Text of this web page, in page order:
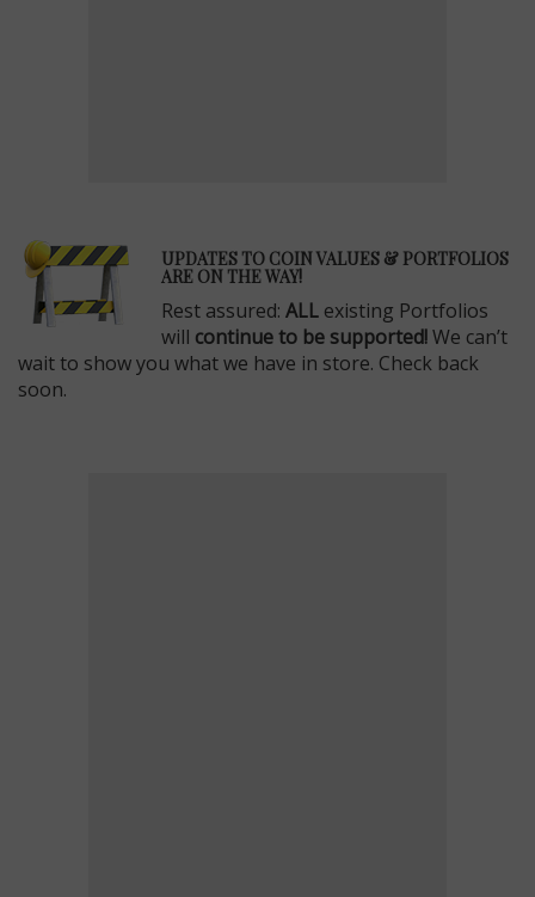
UPDATES TO COIN VALUES & PORTFOLIOS
ARE ON THE WAY!
Rest assured: ALL existing Portfolios
will continue to be supported!We can’t
wait to show you what we have in store. Check back
soon.